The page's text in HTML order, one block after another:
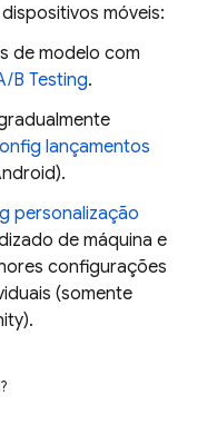
móveis:
de modelo com
B Testing.
lançamentos
personalização
de máquina e
configurações
(somente